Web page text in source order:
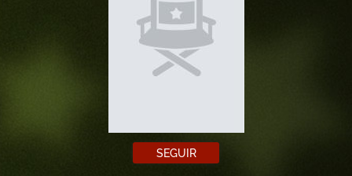
SEGUIR